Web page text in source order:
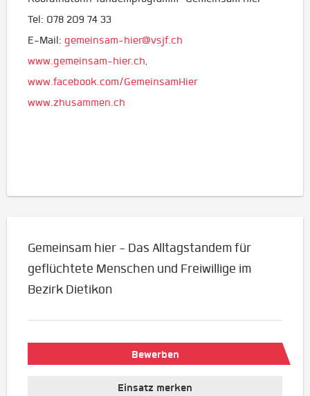
Tel: 078 209 74 33
E-Mail: gemeinsam-hier@vsjf.ch
www.gemeinsam-hier.ch,
www.facebook.com/GemeinsamHier
www.zhusammen.ch
Gemeinsam hier - Das Alltagstandem für
geflüchtete Menschen und Freiwillige im
Bezirk Dietikon
Bewerben
Einsatz merken